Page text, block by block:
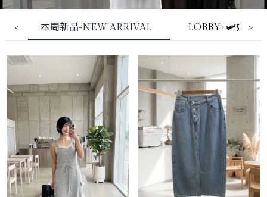
< 本周新品-NEW ARRIVAL LOBBY+🛩️好物分
>